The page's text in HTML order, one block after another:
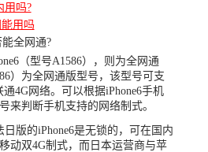
用吗?
能用吗
能全网通?
（型号A1586），则为全网通
）为全网通版型号，该型号可支
4G网络。可以根据iPhone6手机
来判断手机支持的网络制式。
版的iPhone6是无锁的，可在国内
动双4G制式，而日本运营商与苹